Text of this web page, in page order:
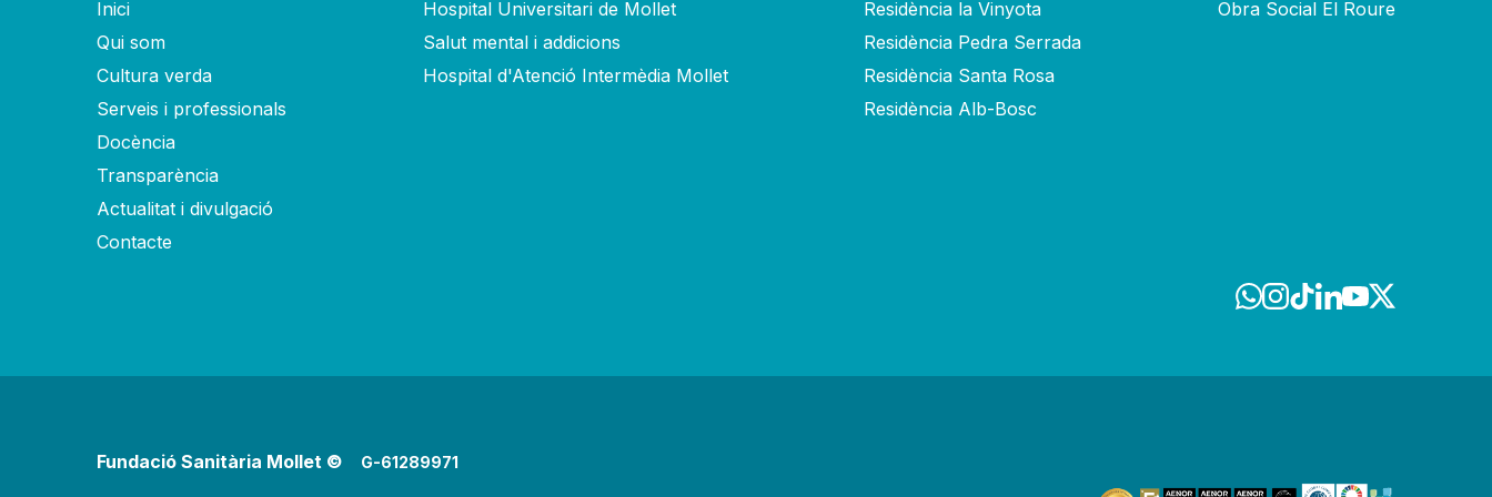
Inici
Qui som
Cultura verda
Serveis i professionals
Docència
Transparència
Actualitat i divulgació
Contacte
Hospital Universitari de Mollet
Salut mental i addicions
Hospital d'Atenció Intermèdia Mollet
Residència la Vinyota
Residència Pedra Serrada
Residència Santa Rosa
Residència Alb-Bosc
Obra Social El Roure
Fundació Sanitària Mollet © G-61289971